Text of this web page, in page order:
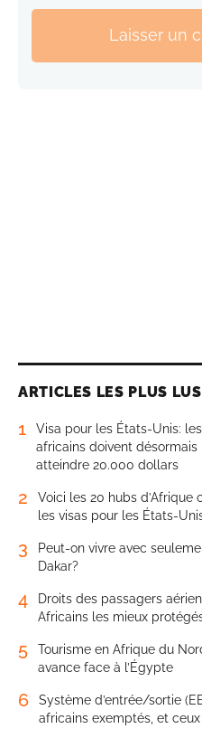
Laisser un
ARTICLES LES PLUS LUS
1
Visa pour les États-Unis:
africains doivent
atteindre 20.000 dollars
2
Voici les 20 hubs d’Afrique
les visas pour les États-
3
Peut-on vivre avec
Dakar?
4
Droits des passagers
Africains les mieux
5
Tourisme en Afrique du
avance face à l’Égypte
6
Système d’entrée/sortie
africains exemptés, et